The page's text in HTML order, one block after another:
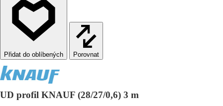
Porovnat
UD profil KNAUF (28/27/0,6) 3 m